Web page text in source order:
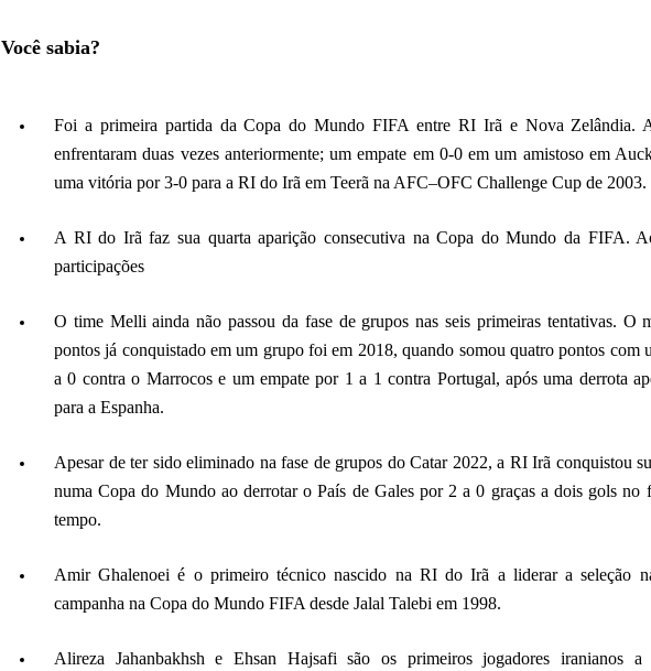
Você sabia?
Foi a primeira partida da Copa do Mundo FIFA entre RI Irã e Nova Zelândia.
enfrentaram duas vezes anteriormente; um empate em 0-0 em um amistoso em
uma vitória por 3-0 para a RI do Irã em Teerã na AFC–OFC Challenge Cup de 2003.
A RI do Irã faz sua quarta aparição consecutiva na Copa do Mundo da FIFA.
participações
O time Melli ainda não passou da fase de grupos nas seis primeiras tentativas. O
pontos já conquistado em um grupo foi em 2018, quando somou quatro pontos com
a 0 contra o Marrocos e um empate por 1 a 1 contra Portugal, após uma derrota
para a Espanha.
Apesar de ter sido eliminado na fase de grupos do Catar 2022, a RI Irã conquistou
numa Copa do Mundo ao derrotar o País de Gales por 2 a 0 graças a dois gols no
tempo.
Amir Ghalenoei é o primeiro técnico nascido na RI do Irã a liderar a seleção
campanha na Copa do Mundo FIFA desde Jalal Talebi em 1998.
Alireza Jahanbakhsh e Ehsan Hajsafi são os primeiros jogadores iranianos a